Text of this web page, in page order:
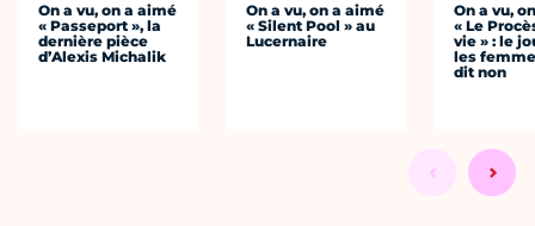
On a vu, on a aimé
« Passeport », la
dernière pièce
d’Alexis Michalik
On a vu, on a aimé
« Silent Pool » au
Lucernaire
On a vu,
« Le
vie » : le
les
dit non